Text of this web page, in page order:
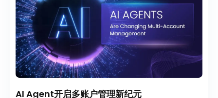
AI Agent开启多账户管理新纪元